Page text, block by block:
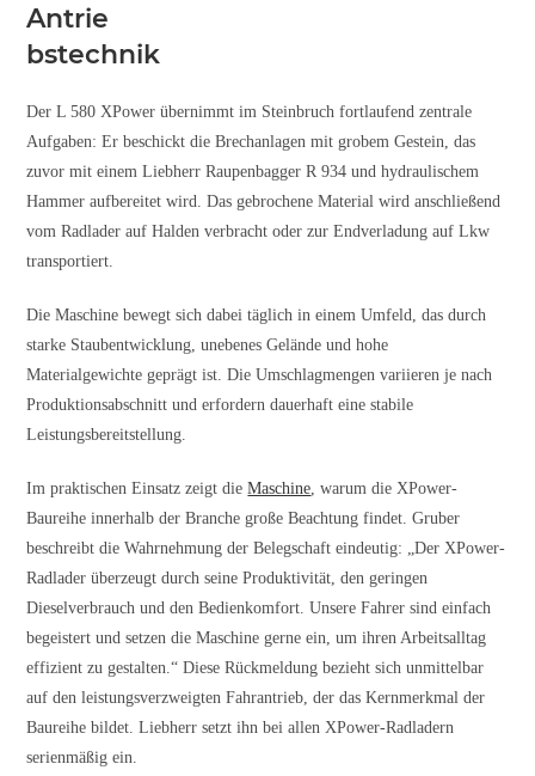
Antrie
bstechnik
Der L 580 XPower übernimmt im Steinbruch fortlaufend zentrale
Aufgaben: Er beschickt die Brechanlagen mit grobem Gestein, das
zuvor mit einem Liebherr Raupenbagger R 934 und hydraulischem
Hammer aufbereitet wird. Das gebrochene Material wird anschließend
vom Radlader auf Halden verbracht oder zur Endverladung auf Lkw
transportiert.
Die Maschine bewegt sich dabei täglich in einem Umfeld, das durch
starke Staubentwicklung, unebenes Gelände und hohe
Materialgewichte geprägt ist. Die Umschlagmengen variieren je nach
Produktionsabschnitt und erfordern dauerhaft eine stabile
Leistungsbereitstellung.
Im praktischen Einsatz zeigt dieMaschine , warum die XPower-
Baureihe innerhalb der Branche große Beachtung findet. Gruber
beschreibt die Wahrnehmung der Belegschaft eindeutig: „Der XPower-
Radlader überzeugt durch seine Produktivität, den geringen
Dieselverbrauch und den Bedienkomfort. Unsere Fahrer sind einfach
begeistert und setzen die Maschine gerne ein, um ihren Arbeitsalltag
effizient zu gestalten.“ Diese Rückmeldung bezieht sich unmittelbar
auf den leistungsverzweigten Fahrantrieb, der das Kernmerkmal der
Baureihe bildet. Liebherr setzt ihn bei allen XPower-Radladern
serienmäßig ein.